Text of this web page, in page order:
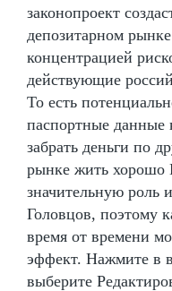
законопроект
депозитарном
концентрацией
действующие
То есть
паспортные данные
забрать деньги по
рынке жить хорошо
значительную роль
Головцов, поэтому
время от времени
эффект. Нажмите в
выберите